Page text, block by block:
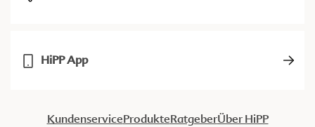
HiPP App
KundenserviceProdukteRatgeberÜber HiPP